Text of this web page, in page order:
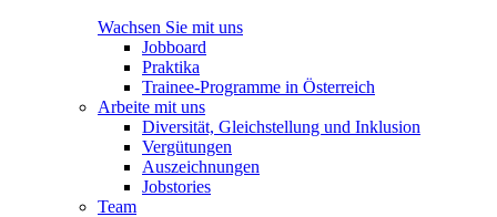
Wachsen Sie mit uns
Jobboard
Praktika
Trainee-Programme in Österreich
Arbeite mit uns
Diversität, Gleichstellung und Inklusion
Vergütungen
Auszeichnungen
Jobstories
Team